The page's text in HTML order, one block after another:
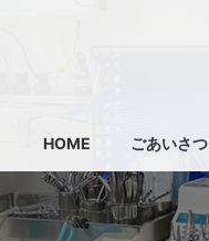
HOME ごあいさつ